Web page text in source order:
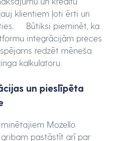
klientiem ļoti ērti un
Būtiksi pieminēt, ka
integrācijām preces
redzēt mēneša
kalkulatoru.
un pieslīpēta
Mozello
pastāstīt arī par